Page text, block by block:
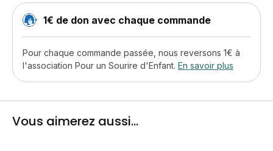
1€ de don avec chaque commande
Pour chaque commande passée, nous reversons 1€ à
l'association Pour un Sourire d'Enfant. En savoir plus
Vous aimerez aussi...